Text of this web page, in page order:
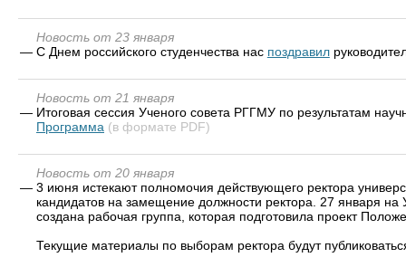
Новость от 23 января
— С Днем российского студенчества нас поздравил
Новость от 21 января
— Итоговая сессия Ученого совета РГГМУ по результатам
Программа (в формате PDF)
Новость от 20 января
— 3 июня истекают полномочия действующего ректора
кандидатов на замещение должности ректора. 27 января на
создана рабочая группа, которая подготовила проект
Текущие материалы по выборам ректора будут